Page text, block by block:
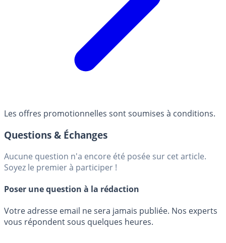
Les offres promotionnelles sont soumises à conditions.
Questions & Échanges
Aucune question n'a encore été posée sur cet article.
Soyez le premier à participer !
Poser une question à la rédaction
Votre adresse email ne sera jamais publiée. Nos experts
vous répondent sous quelques heures.